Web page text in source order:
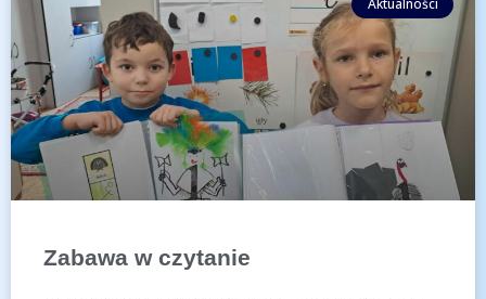
Aktualności
Zabawa w czytanie